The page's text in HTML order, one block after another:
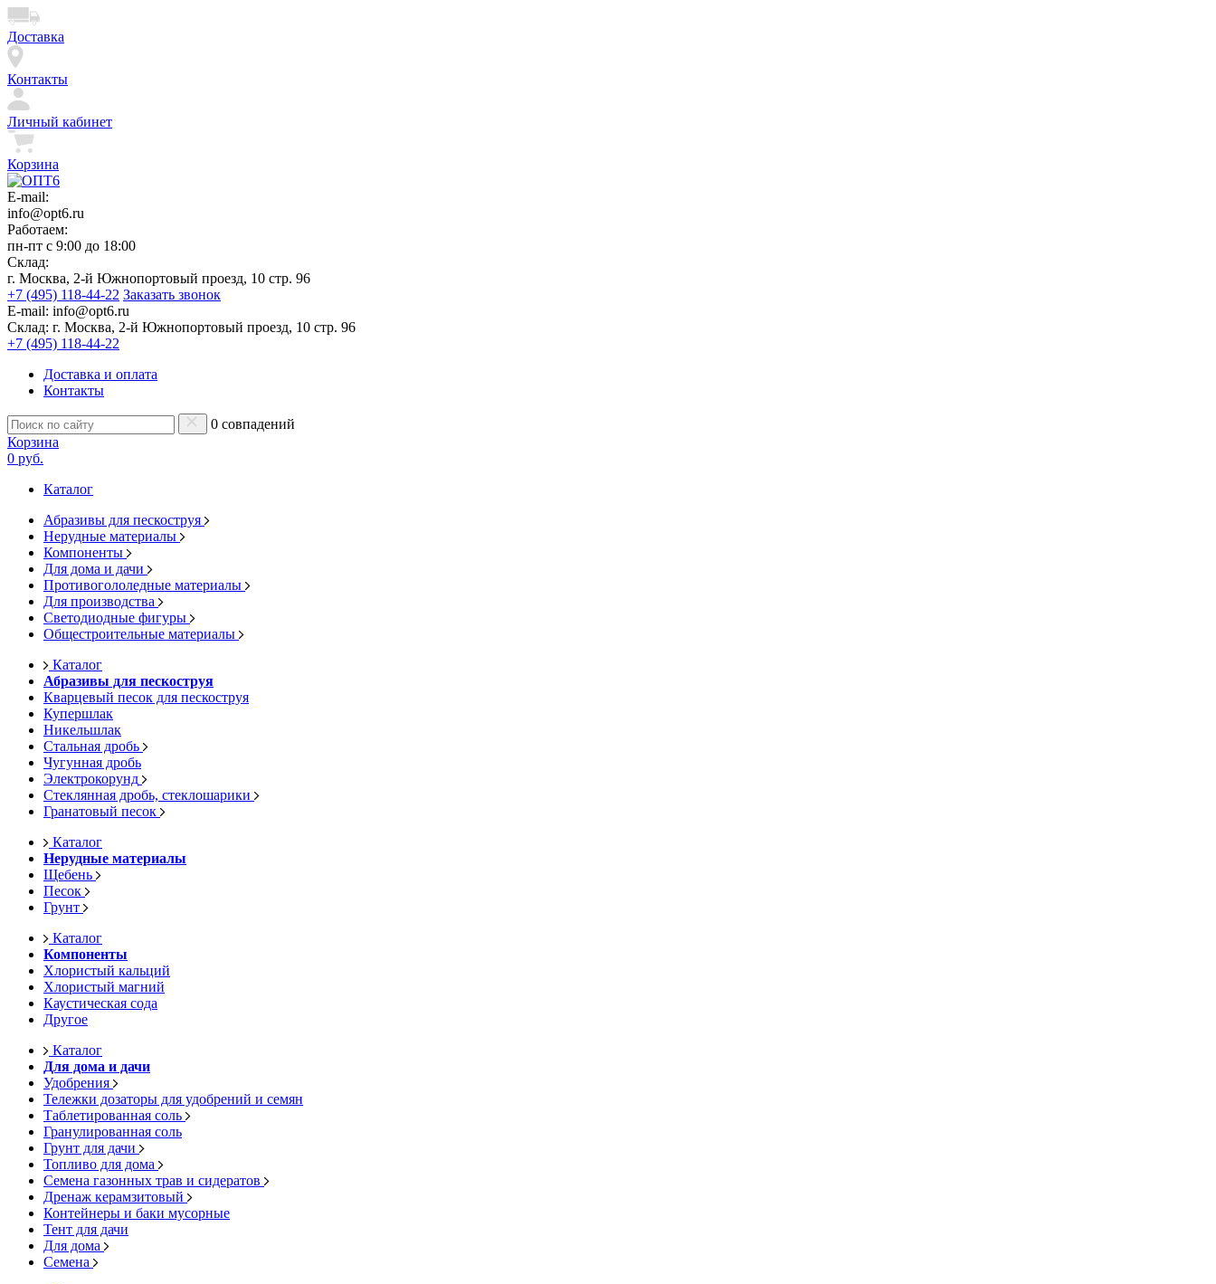
Доставка
Контакты
Личный кабинет
Корзина
E-mail:
info@opt6.ru
Работаем:
пн-пт с 9:00 до 18:00
Склад:
г. Москва, 2-й Южнопортовый проезд, 10 стр. 96
+7 (495) 118-44-22 Заказать звонок
E-mail: info@opt6.ru
Склад: г. Москва, 2-й Южнопортовый проезд, 10 стр. 96
+7 (495) 118-44-22
Доставка и оплата
Контакты
0 совпадений
Корзина
0 руб.
Каталог
Абразивы для пескоструя
Нерудные материалы
Компоненты
Для дома и дачи
Противогололедные материалы
Для производства
Светодиодные фигуры
Общестроительные материалы
Каталог
Абразивы для пескоструя
Кварцевый песок для пескоструя
Купершлак
Никельшлак
Стальная дробь
Чугунная дробь
Электрокорунд
Стеклянная дробь, стеклошарики
Гранатовый песок
Каталог
Нерудные материалы
Щебень
Песок
Грунт
Каталог
Компоненты
Хлористый кальций
Хлористый магний
Каустическая сода
Другое
Каталог
Для дома и дачи
Удобрения
Тележки дозаторы для удобрений и семян
Таблетированная соль
Гранулированная соль
Грунт для дачи
Топливо для дома
Семена газонных трав и сидератов
Дренаж керамзитовый
Контейнеры и баки мусорные
Тент для дачи
Для дома
Семена